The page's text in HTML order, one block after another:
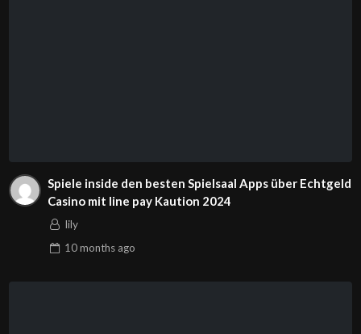
Spiele inside den besten Spielsaal Apps über Echtgeld
Casino mit line pay Kaution 2024
lily
10 monthsago